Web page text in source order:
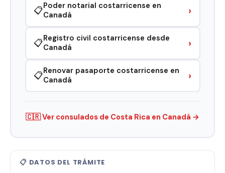
📋 DATOS DEL TRÁMITE
📋Poder notarial costarricense en
Canadá
›
📋Registro civil costarricense desde
Canadá
›
📋Renovar pasaporte costarricense en
Canadá
›
🇨🇷 Ver consulados de Costa Rica en Canadá →